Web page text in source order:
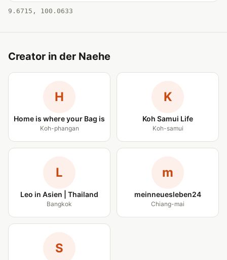
9.6715, 100.0633
Creator in der Naehe
H
Home is where your Bag is
Koh-phangan
K
Koh Samui Life
Koh-samui
L
Leo in Asien | Thailand
Bangkok
m
meinneuesleben24
Chiang-mai
S